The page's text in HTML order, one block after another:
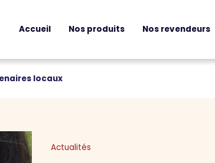
Accueil Nos produits Nos revendeurs
locaux
Actualités